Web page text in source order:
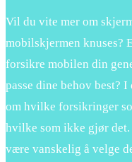
Vil du vite mer om
mobilskjermen knuses?
forsikre mobilen din
passe dine behov best?
om hvilke forsikringer
hvilke som ikke gjør
være vanskelig å velge